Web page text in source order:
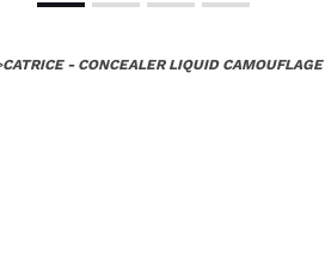
CATRICE - CONCEALER LIQUID